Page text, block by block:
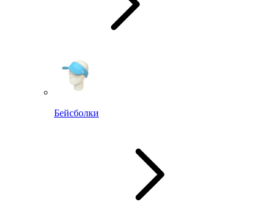
Бейсболки